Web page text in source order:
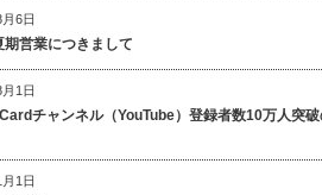
6日
期営業につきまして
1日
チャンネル（YouTube）登録者数10万人突破
1日